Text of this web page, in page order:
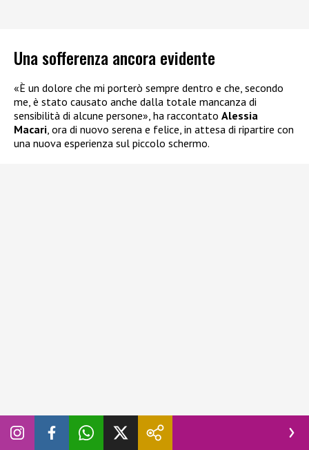
Una sofferenza ancora evidente
«È un dolore che mi porterò sempre dentro e che, secondo
me, è stato causato anche dalla totale mancanza di
sensibilità di alcune persone», ha raccontato Alessia
Macari , ora di nuovo serena e felice, in attesa di ripartire con
una nuova esperienza sul piccolo schermo.